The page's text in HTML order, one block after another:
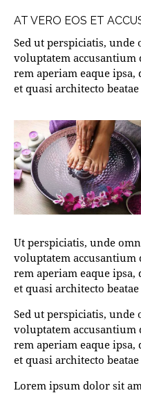
AT VERO EOS ET
Sed ut perspiciatis,
voluptatem
rem aperiam eaque
et quasi architecto
Ut perspiciatis, unde
voluptatem
rem aperiam eaque
et quasi architecto
Sed ut perspiciatis,
voluptatem
rem aperiam eaque
et quasi architecto
Lorem ipsum dolor sit